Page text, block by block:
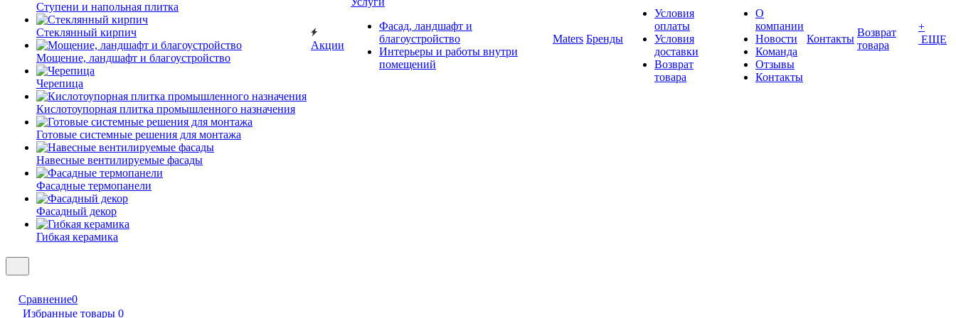
Ступени и напольная плитка
Cтеклянный кирпич
Мощение, ландшафт и благоустройство
Черепица
Кислотоупорная плитка промышленного назначения
Готовые системные решения для монтажа
Навесные вентилируемые фасады
Фасадные термопанели
Фасадный декор
Гибкая керамика
Акции
Фасад, ландшафт и
благоустройство
Интерьеры и работы внутри
помещений
Maters Бренды
Условия
оплаты
Условия
доставки
Возврат
товара
О
компании
Новости
Команда
Отзывы
Контакты
Контакты
Возврат
товара
+
ЕЩЕ
Сравнение0
Избранные товары 0